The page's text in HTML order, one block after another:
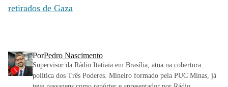
retirados de Gaza
PorPedro Nascimento
Supervisor da Rádio Itatiaia em Brasília, atua na cobertura
política dos Três Poderes. Mineiro formado pela PUC Minas, já